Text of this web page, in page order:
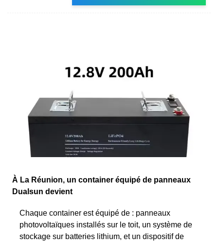
À La Réunion, un container équipé de panneaux
Dualsun devient
Chaque container est équipé de : panneaux
photovoltaïques installés sur le toit, un système de
stockage sur batteries lithium, et un dispositif de